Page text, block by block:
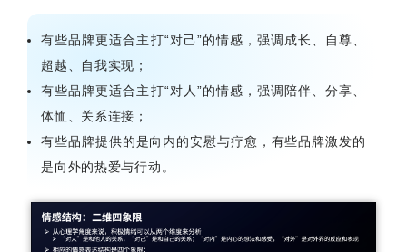
有些品牌更适合主打“对己”的情感，强调成长、自尊、
超越、自我实现；
有些品牌更适合主打“对人”的情感，强调陪伴、分享、
体恤、关系连接；
有些品牌提供的是向内的安慰与疗愈，有些品牌激发的
是向外的热爱与行动。